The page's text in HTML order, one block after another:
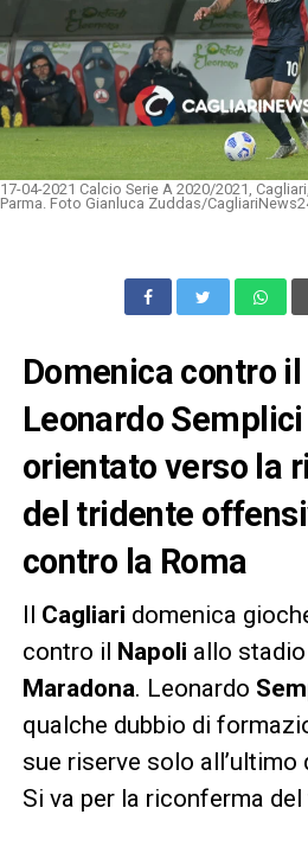
17-04-2021 Calcio Serie A 2020/2021,
Parma. Foto Gianluca Zuddas/
Domenica contro
Leonardo
orientato verso la
del tridente
contro la Roma
Il Cagliari domenica
contro il Napoli allo stadio
Maradona. Leonardo
qualche dubbio di
sue riserve solo all’ultimo
Si va per la riconferma